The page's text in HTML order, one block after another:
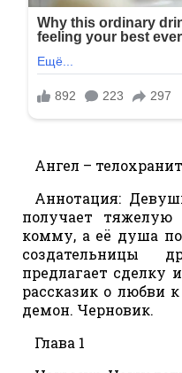
Ангел –
Аннотация:
получает
комму, а её душа
создательницы
предлагает сделку
рассказик о любви
демон. Черновик.
Глава 1